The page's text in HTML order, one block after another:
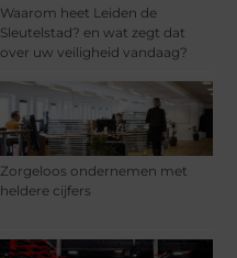
Waarom heet Leiden de
Sleutelstad? en wat zegt dat
over uw veiligheid vandaag?
Zorgeloos ondernemen met
heldere cijfers